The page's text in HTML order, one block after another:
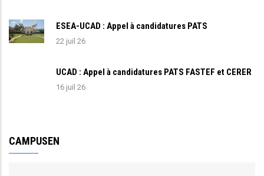
ESEA-UCAD : Appel à candidatures PATS
22 juil 26
UCAD : Appel à candidatures PATS FASTEF et CERER
16 juil 26
CAMPUSEN